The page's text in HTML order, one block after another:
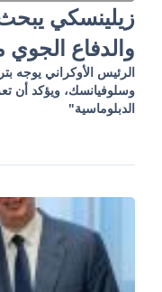
زيلينسكي
والدفاع الجوي
الرئيس الأوكراني يوجه
وسلوفيانسك، ويؤكد أن
الدبلوماسية"